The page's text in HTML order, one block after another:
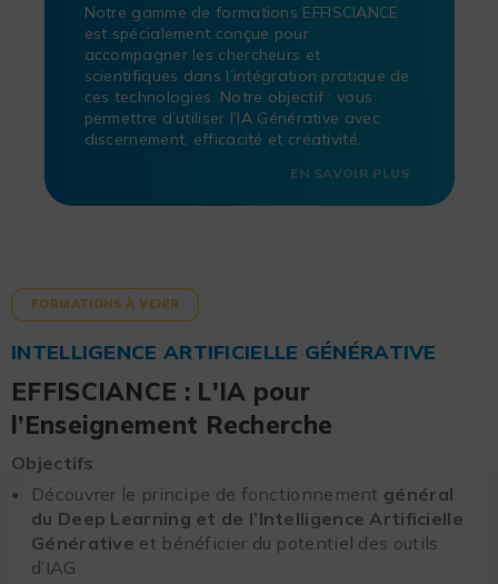
Notre gamme de formations EFFISCIANCE
est spécialement conçue pour
accompagner les chercheurs et
scientifiques dans l’intégration pratique de
ces technologies. Notre objectif : vous
permettre d’utiliser l’IA Générative avec
discernement, efficacité et créativité.
EN SAVOIR PLUS
FORMATIONS À VENIR
INTELLIGENCE ARTIFICIELLE GÉNÉRATIVE
EFFISCIANCE : L'IA pour
l’Enseignement Recherche
Objectifs
Découvrer le principe de fonctionnement général
du Deep Learning et de l’Intelligence Artificielle
Générative et bénéficier du potentiel des outils
d’IAG